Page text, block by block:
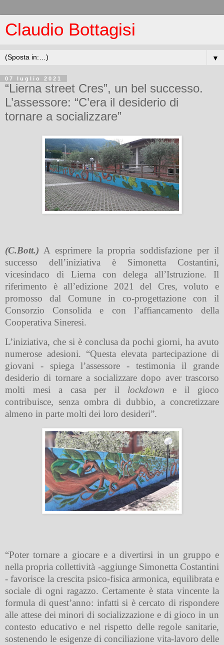
Claudio Bottagisi
▼
07 luglio 2021
“Lierna street Cres”, un bel successo.
L’assessore: “C’era il desiderio di
tornare a socializzare”
(C.Bott.) A esprimere la propria soddisfazione per il
successo dell’iniziativa è Simonetta Costantini,
vicesindaco di Lierna con delega all’Istruzione. Il
riferimento è all’edizione 2021 del Cres, voluto e
promosso dal Comune in co-progettazione con il
Consorzio Consolida e con l’affiancamento della
Cooperativa Sineresi.
L’iniziativa, che si è conclusa da pochi giorni, ha avuto
numerose adesioni. “Questa elevata partecipazione di
giovani - spiega l’assessore - testimonia il grande
desiderio di tornare a socializzare dopo aver trascorso
molti mesi a casa per il lockdown e il gioco
contribuisce, senza ombra di dubbio, a concretizzare
almeno in parte molti dei loro desideri”.
“Poter tornare a giocare e a divertirsi in un gruppo e
nella propria collettività -aggiunge Simonetta Costantini
- favorisce la crescita psico-fisica armonica, equilibrata e
sociale di ogni ragazzo. Certamente è stata vincente la
formula di quest’anno: infatti si è cercato di rispondere
alle attese dei minori di socializzazione e di gioco in un
contesto educativo e nel rispetto delle regole sanitarie,
sostenendo le esigenze di conciliazione vita-lavoro delle